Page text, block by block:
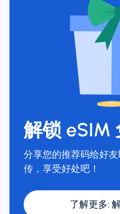
解锁 eSIM
分享您的推荐码给好
传，享受好处吧！
了解更多: